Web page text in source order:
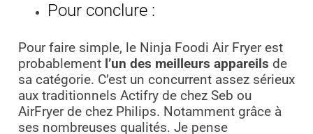
Pour conclure :
Pour faire simple, le Ninja Foodi Air Fryer est
probablement l’un des meilleurs appareils de
sa catégorie. C’est un concurrent assez sérieux
aux traditionnels Actifry de chez Seb ou
AirFryer de chez Philips. Notamment grâce à
ses nombreuses qualités. Je pense